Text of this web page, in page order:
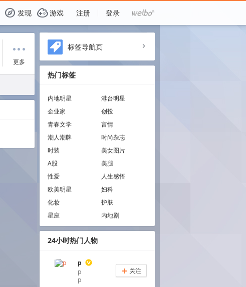
F 发现 G游戏 注册 登录
i
更多
标签导航页 a
热门标签
内地明星
港台明星
企业家
创投
青春文学
言情
潮人潮牌
时尚杂志
时装
美女图片
A股
美腿
性爱
人生感悟
欧美明星
妇科
化妆
护肤
星座
内地剧
24小时热门人物
p
p
p
+ 关注